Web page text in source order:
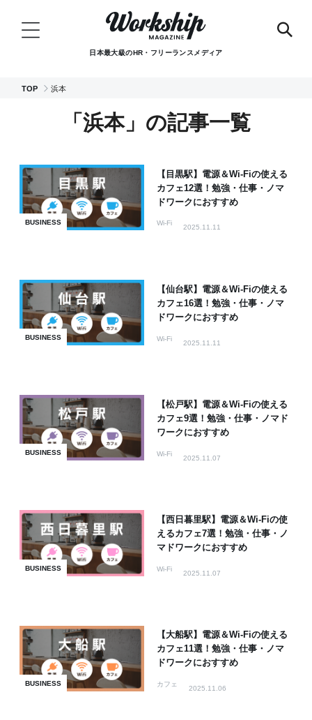
日本最大級のHR・フリーランスメディア
TOP 浜本
「浜本」の記事一覧
BUSINESS
【目黒駅】電源＆Wi-Fiの使える
カフェ12選！勉強・仕事・ノマ
ドワークにおすすめ
Wi-Fi
2025.11.11
BUSINESS
【仙台駅】電源＆Wi-Fiの使える
カフェ16選！勉強・仕事・ノマ
ドワークにおすすめ
Wi-Fi
2025.11.11
BUSINESS
【松戸駅】電源＆Wi-Fiの使える
カフェ9選！勉強・仕事・ノマド
ワークにおすすめ
Wi-Fi
2025.11.07
BUSINESS
【西日暮里駅】電源＆Wi-Fiの使
えるカフェ7選！勉強・仕事・ノ
マドワークにおすすめ
Wi-Fi
2025.11.07
BUSINESS
【大船駅】電源＆Wi-Fiの使える
カフェ11選！勉強・仕事・ノマ
ドワークにおすすめ
カフェ
2025.11.06